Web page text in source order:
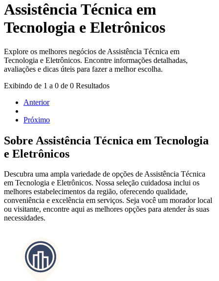
Assistência Técnica em
Tecnologia e Eletrônicos
Explore os melhores negócios de Assistência Técnica em
Tecnologia e Eletrônicos. Encontre informações detalhadas,
avaliações e dicas úteis para fazer a melhor escolha.
Exibindo de 1 a 0 de 0 Resultados
Anterior
Próximo
Sobre Assistência Técnica em Tecnologia
e Eletrônicos
Descubra uma ampla variedade de opções deAssistência Técnica
em Tecnologia e Eletrônicos. Nossa seleção cuidadosa inclui os
melhores estabelecimentos da região, oferecendo qualidade,
conveniência e excelência em serviços. Seja você um morador local
ou visitante, encontre aqui as melhores opções para atender às suas
necessidades.